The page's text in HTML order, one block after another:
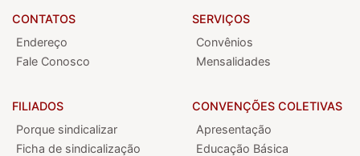
CONTATOS
Endereço
Fale Conosco
SERVIÇOS
Convênios
Mensalidades
FILIADOS
Porque sindicalizar
Ficha de sindicalização
CONVENÇÕES COLETIVAS
Apresentação
Educação Básica